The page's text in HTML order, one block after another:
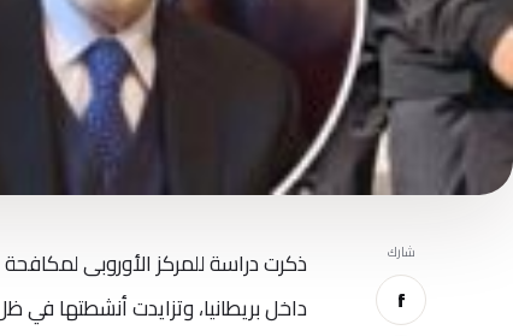
شارك
f
ذكرت دراسة للمركز الأوروبى
داخل بريطانيا، وتزايدت أنشطتها